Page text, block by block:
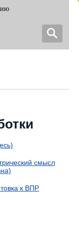
смысл
к ВПР